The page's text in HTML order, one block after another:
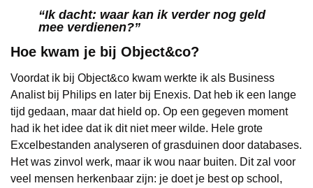
“Ik dacht: waar kan ik verder nog geld
mee verdienen?”
Hoe kwam je bij Object&co?
Voordat ik bij Object&co kwam werkte ik als Business
Analist bij Philips en later bij Enexis. Dat heb ik een lange
tijd gedaan, maar dat hield op. Op een gegeven moment
had ik het idee dat ik dit niet meer wilde. Hele grote
Excelbestanden analyseren of grasduinen door databases.
Het was zinvol werk, maar ik wou naar buiten. Dit zal voor
veel mensen herkenbaar zijn: je doet je best op school,